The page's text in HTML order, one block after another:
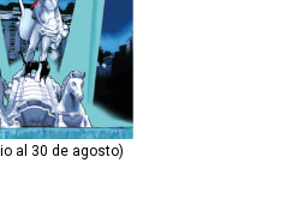
al 30 de agosto)